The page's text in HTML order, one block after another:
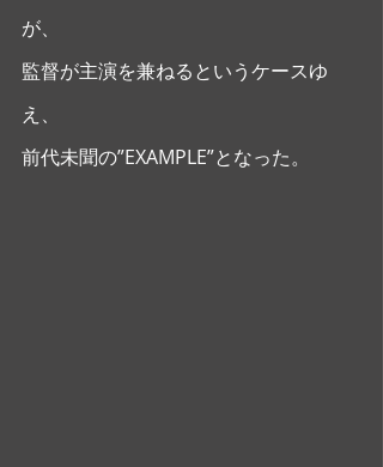
が、
監督が主演を兼ねるというケースゆ
え、
前代未聞の”EXAMPLE”となった。